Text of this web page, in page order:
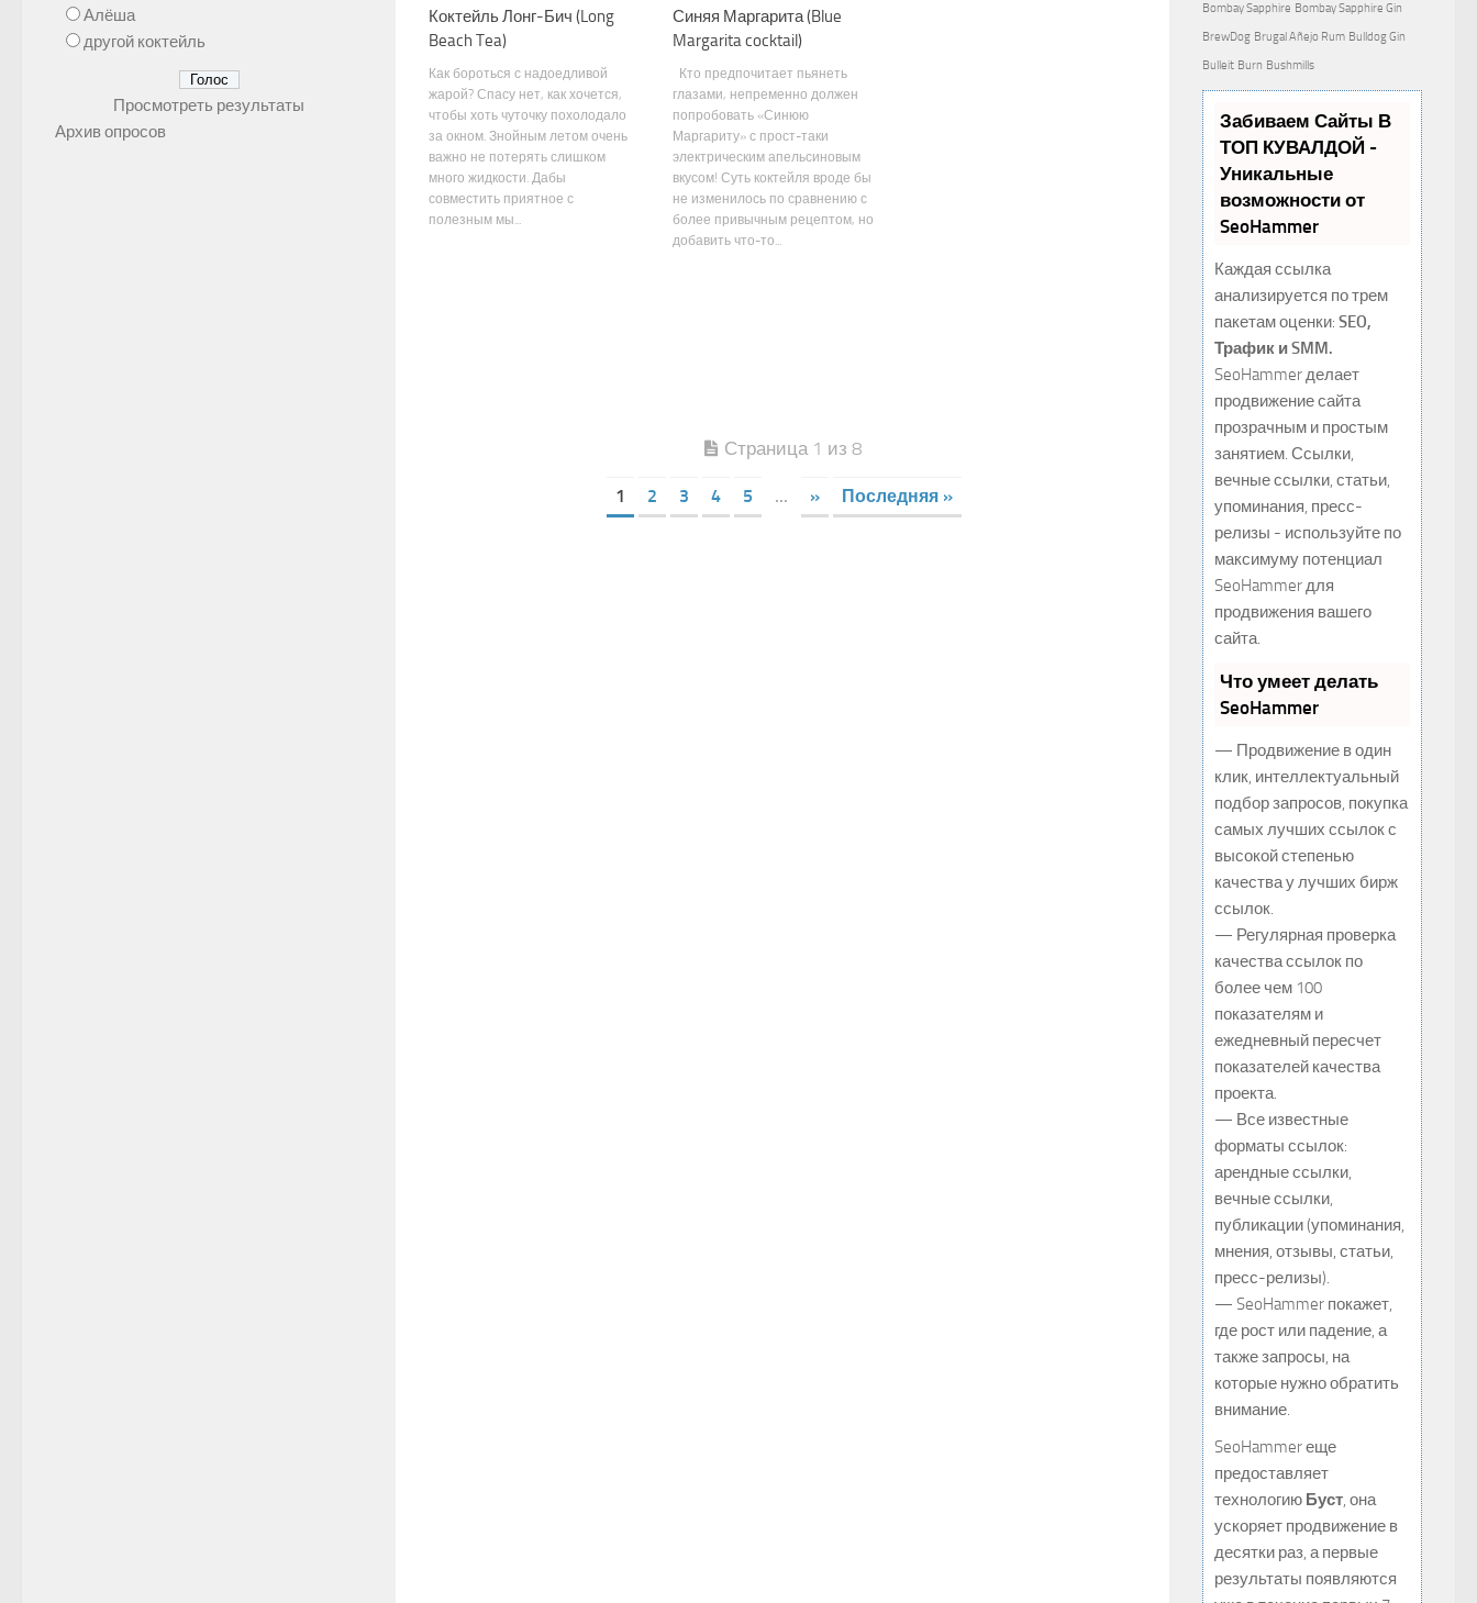
Коктейль Лонг-Бич (Long
Beach Tea)
Как бороться с надоедливой
жарой? Спасу нет, как хочется,
чтобы хоть чуточку похолодало
за окном. Знойным летом очень
важно не потерять слишком
много жидкости. Дабы
совместить приятное с
полезным мы...
Синяя Маргарита (Blue
Margarita cocktail)
Кто предпочитает пьянеть
глазами, непременно должен
попробовать «Синюю
Маргариту» с прост-таки
электрическим апельсиновым
вкусом! Суть коктейля вроде бы
не изменилось по сравнению с
более привычным рецептом, но
добавить что-то...
Страница 1 из 8
1 2 3 4 5 ... » Последняя »
Алёша
другой коктейль
Просмотреть результаты
Архив опросов
Bombay Sapphire Bombay Sapphire Gin
BrewDog Brugal Añejo Rum Bulldog Gin
Bulleit Burn Bushmills
Забиваем Сайты В
ТОП КУВАЛДОЙ -
Уникальные
возможности от
SeoHammer
Каждая ссылка
анализируется по трем
пакетам оценки: SEO,
Трафик и SMM.
SeoHammer делает
продвижение сайта
прозрачным и простым
занятием. Ссылки,
вечные ссылки, статьи,
упоминания, пресс-
релизы - используйте по
максимуму потенциал
SeoHammer для
продвижения вашего
сайта.
Что умеет делать
SeoHammer
— Продвижение в один
клик, интеллектуальный
подбор запросов, покупка
самых лучших ссылок с
высокой степенью
качества у лучших бирж
ссылок.
— Регулярная проверка
качества ссылок по
более чем 100
показателям и
ежедневный пересчет
показателей качества
проекта.
— Все известные
форматы ссылок:
арендные ссылки,
вечные ссылки,
публикации (упоминания,
мнения, отзывы, статьи,
пресс-релизы).
— SeoHammer покажет,
где рост или падение, а
также запросы, на
которые нужно обратить
внимание.
SeoHammer еще
предоставляет
технологию Буст, она
ускоряет продвижение в
десятки раз, а первые
результаты появляются